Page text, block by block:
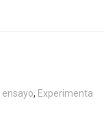
ensayo, Experimenta